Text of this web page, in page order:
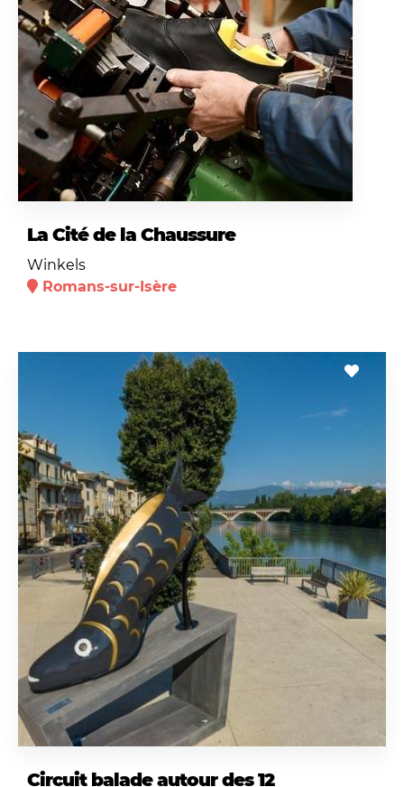
La Cité de la Chaussure
Winkels
Romans-sur-Isère
Circuit balade autour des 12